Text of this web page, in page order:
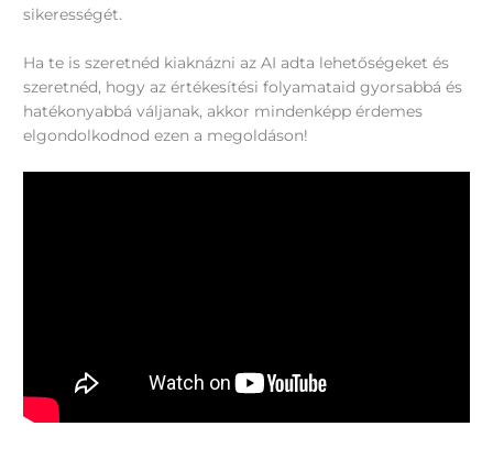
sikerességét.
Ha te is szeretnéd kiaknázni az AI adta lehetőségeket és
szeretnéd, hogy az értékesítési folyamataid gyorsabbá és
hatékonyabbá váljanak, akkor mindenképp érdemes
elgondolkodnod ezen a megoldáson!